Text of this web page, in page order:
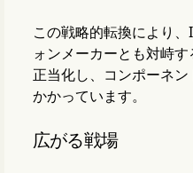
この戦略的転換により
ォンメーカーとも対峙
正当化し、コンポーネ
かかっています。
広がる戦場